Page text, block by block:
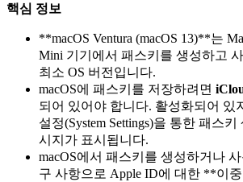
핵심 정보
**macOS Ventura (macOS 13)**는
Mini 기기에서 패스키를 생성하고
최소 OS 버전입니다.
macOS에 패스키를 저장하려면
되어 있어야 합니다. 활성화되어 있
설정(System Settings)을 통한 패스
시지가 표시됩니다.
macOS에서 패스키를 생성하거나
구 사항으로 Apple ID에 대한 **이